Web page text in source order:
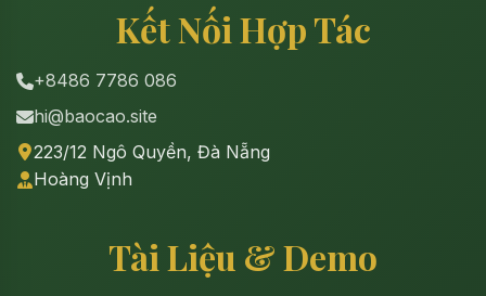
Kết Nối Hợp Tác
+8486 7786 086
hi@baocao.site
223/12 Ngô Quyền, Đà Nẵng
Hoàng Vịnh
Tài Liệu & Demo